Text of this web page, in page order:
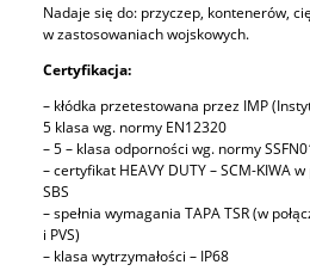
Nadaje się do: przyczep, kontenerów,
w zastosowaniach wojskowych.
Certyfikacja:
– kłódka przetestowana przez IMP
5 klasa wg. normy EN12320
– 5 – klasa odporności wg. normy
– certyfikat HEAVY DUTY – SCM-KIWA
SBS
– spełnia wymagania TAPA TSR (w
i PVS)
– klasa wytrzymałości – IP68